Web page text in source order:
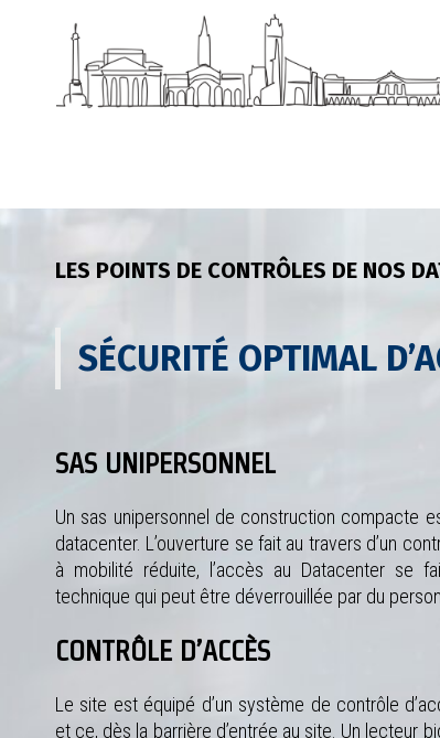
LES POINTS DE CONTRÔLES DE NOS
SÉCURITÉ OPTIMAL
SAS UNIPERSONNEL
Un sas unipersonnel de construction compacte
datacenter. L’ouverture se fait au travers d’un
à mobilité réduite, l’accès au Datacenter se
technique qui peut être déverrouillée par du
CONTRÔLE D’ACCÈS
Le site est équipé d’un système de contrôle
et ce, dès la barrière d’entrée au site. Un lecteur